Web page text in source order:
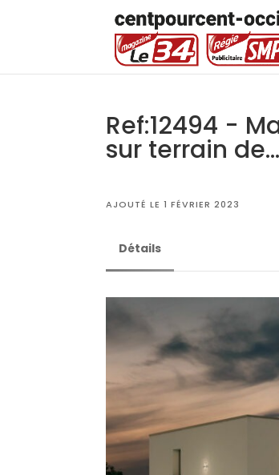
Ref:12494 -
sur terrain de...
AJOUTÉ LE 1 FÉVRIER 2023
Détails